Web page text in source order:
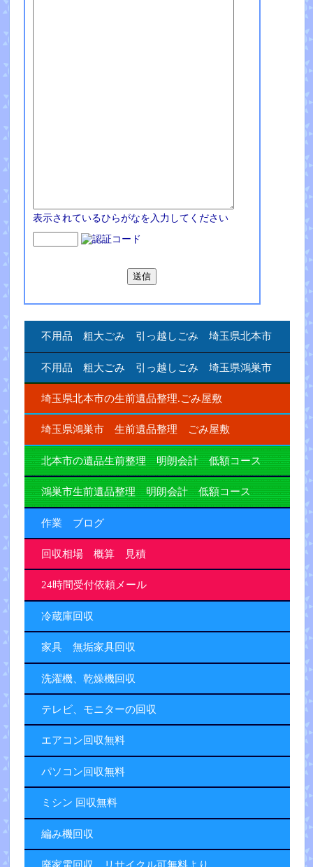
表示されているひらがなを入力してください
不用品 粗大ごみ 引っ越しごみ 埼玉県北本市
不用品 粗大ごみ 引っ越しごみ 埼玉県鴻巣市
埼玉県北本市の生前遺品整理.ごみ屋敷
埼玉県鴻巣市 生前遺品整理 ごみ屋敷
北本市の遺品生前整理 明朗会計 低額コース
鴻巣市生前遺品整理 明朗会計 低額コース
作業 ブログ
回収相場 概算 見積
24時間受付依頼メール
冷蔵庫回収
家具 無垢家具回収
洗濯機、乾燥機回収
テレビ、モニターの回収
エアコン回収無料
パソコン回収無料
ミシン 回収無料
編み機回収